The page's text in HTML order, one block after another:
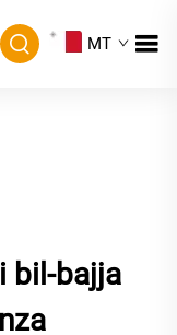
MT
bil-bajja